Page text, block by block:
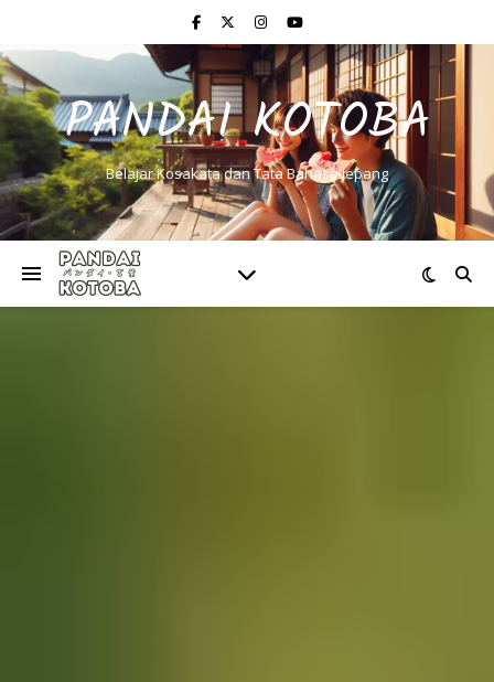
PANDAI KOTOBA
Belajar Kosakata dan Tata Bahasa Jepang